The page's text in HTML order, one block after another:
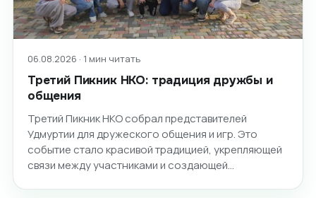
06.08.2026 · 1 мин читать
Третий Пикник НКО: традиция дружбы и
общения
Третий Пикник НКО собрал представителей
Удмуртии для дружеского общения и игр. Это
событие стало красивой традицией, укрепляющей
связи между участниками и создающей…